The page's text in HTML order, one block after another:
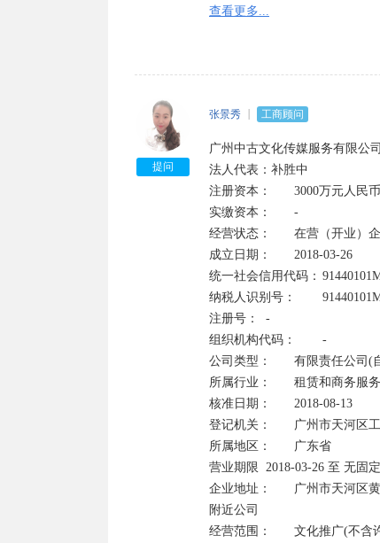
动会、庆典、艺术和模特大赛
品除外);工艺品批发(象牙及其
收购古旧书籍、碑帖、拓本、
服务;货物进出口(专营专控商
查看更多...
提问
张景秀 工商顾问
广州中古文化传媒服务有限公司
法人代表：补胜中
注册资本：	3000万元人民币
实缴资本：	-
经营状态：	在营（开业）企业
成立日期：	2018-03-26
统一社会信用代码：	91440101MA5AR9P22U
纳税人识别号：	91440101MA5AR9P22U
注册号：	-
组织机构代码：	-
公司类型：	有限责任公司(自然人投资或控股)
所属行业：	租赁和商务服务业
核准日期：	2018-08-13
登记机关：	广州市天河区工商行政管理局
所属地区：	广东省
营业期限	2018-03-26 至 无固定期限
企业地址：	广州市天河区黄埔大道西126号云来斯堡酒店(部位:7层703-04房)(仅限办公用途) 查看地图
附近公司
经营范围：	文化推广(不含许可经营项目);文化传播(不含许可经营项目);收藏品的修复、养护服务;艺